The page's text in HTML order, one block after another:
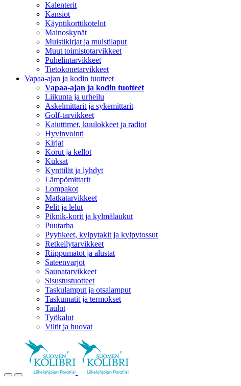
Kalenterit
Kansiot
Käyntikorttikotelot
Mainoskynät
Muistikirjat ja muistilaput
Muut toimistotarvikkeet
Puhelintarvikkeet
Tietokonetarvikkeet
Vapaa-ajan ja kodin tuotteet
Vapaa-ajan ja kodin tuotteet
Liikunta ja urheilu
Askelmittarit ja sykemittarit
Golf-tarvikkeet
Kaiuttimet, kuulokkeet ja radiot
Hyvinvointi
Kirjat
Korut ja kellot
Kuksat
Kynttilät ja lyhdyt
Lämpömittarit
Lompakot
Matkatarvikkeet
Pelit ja lelut
Piknik-korit ja kylmälaukut
Puutarha
Pyyhkeet, kylpytakit ja kylpytossut
Retkeilytarvikkeet
Riippumatot ja alustat
Sateenvarjot
Saunatarvikkeet
Sisustustuotteet
Taskulamput ja otsalamput
Taskumatit ja termokset
Taulut
Työkalut
Viltit ja huovat